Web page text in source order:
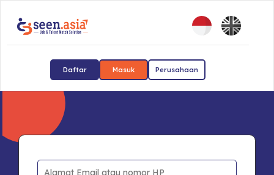
Daftar Masuk Perusahaan